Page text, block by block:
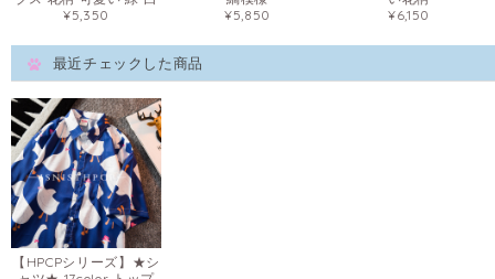
¥5,350
¥5,850
¥6,150
最近チェックした商品
【HPCPシリーズ】★シ